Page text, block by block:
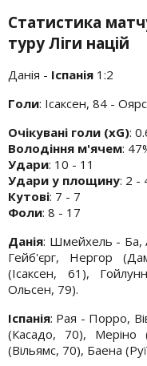
Статистика
туру Ліги націй
Данія - Іспанія 1:2
Голи: Ісаксен, 84 -
Очікувані голи (xG):
Володіння м'ячем:
Удари: 10 - 11
Удари у площину: 2 -
Кутові: 7 - 7
Фоли: 8 - 17
Данія: Шмейхель - Ба,
Гейб'єрг, Нергор
(Ісаксен, 61),
Ольсен, 79).
Іспанія: Рая - Порро,
(Касадо, 70),
(Вільямс, 70), Баена